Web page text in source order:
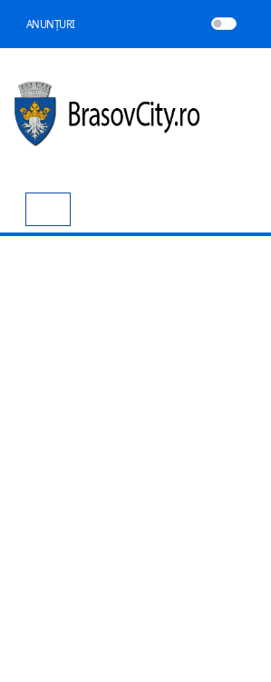
ANUNȚURI